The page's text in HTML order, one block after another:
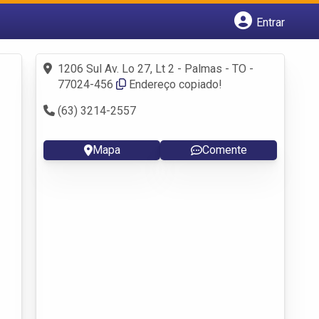
Entrar
Fazer login
Criar conta
1206 Sul Av. Lo 27, Lt 2 - Palmas - TO -
77024-456
Endereço copiado!
(63) 3214-2557
Mapa Comente